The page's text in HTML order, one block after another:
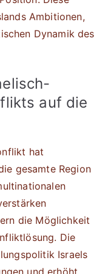
Ambitionen,
Dynamik des
auf die
hat
gesamte Region
die Möglichkeit
Die
Israels
und erhöht